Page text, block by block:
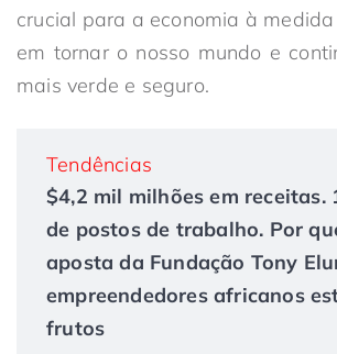
crucial para a economia à
em tornar o nosso mundo e
mais verde e seguro.
Tendências
$4,2 mil milhões em receitas.
de postos de trabalho. Por
aposta da Fundação Tony
empreendedores africanos
frutos